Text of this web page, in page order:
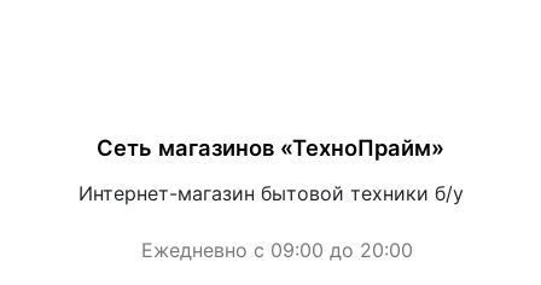
Сеть магазинов «ТехноПрайм»
Интернет-магазин бытовой техники б/у
Ежедневно с 09:00 до 20:00